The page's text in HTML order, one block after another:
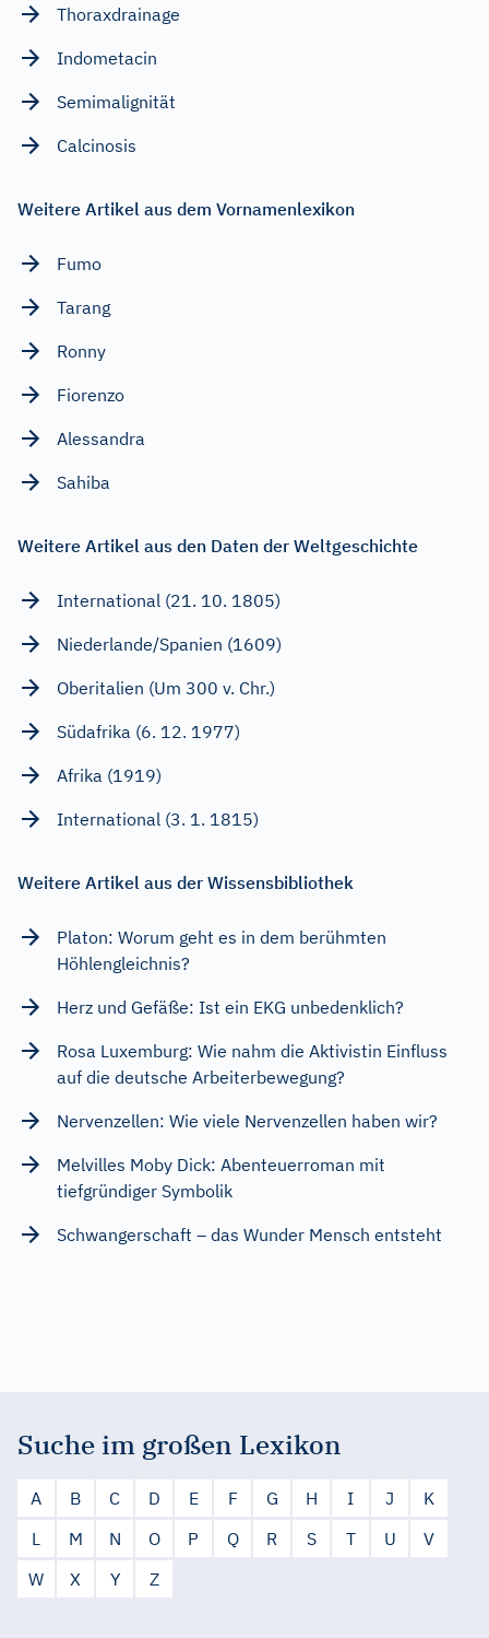
Thoraxdrainage
Indometacin
Semimalignität
Calcinosis
Weitere Artikel aus dem Vornamenlexikon
Fumo
Tarang
Ronny
Fiorenzo
Alessandra
Sahiba
Weitere Artikel aus den Daten der Weltgeschichte
International (21. 10. 1805)
Niederlande/Spanien (1609)
Oberitalien (Um 300 v. Chr.)
Südafrika (6. 12. 1977)
Afrika (1919)
International (3. 1. 1815)
Weitere Artikel aus der Wissensbibliothek
Platon: Worum geht es in dem berühmten
Höhlengleichnis?
Herz und Gefäße: Ist ein EKG unbedenklich?
Rosa Luxemburg: Wie nahm die Aktivistin Einfluss
auf die deutsche Arbeiterbewegung?
Nervenzellen: Wie viele Nervenzellen haben wir?
Melvilles Moby Dick: Abenteuerroman mit
tiefgründiger Symbolik
Schwangerschaft – das Wunder Mensch entsteht
Suche im großen Lexikon
A B C D E F G H I J
K
L
M N O P Q R S T U
V
W
X Y Z